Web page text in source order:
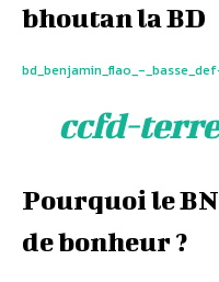
bhoutan la BD
bd_benjamin_flao_-
ccfd-
Pourquoi le
de bonheur ?